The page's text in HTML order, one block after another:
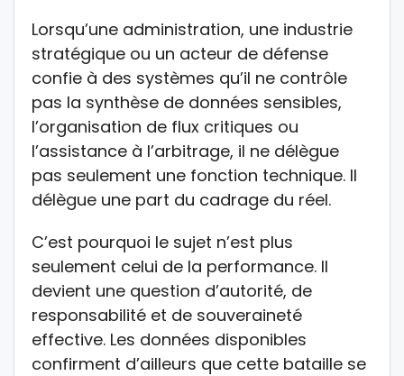
Lorsqu’une administration, une industrie
stratégique ou un acteur de défense
confie à des systèmes qu’il ne contrôle
pas la synthèse de données sensibles,
l’organisation de flux critiques ou
l’assistance à l’arbitrage, il ne délègue
pas seulement une fonction technique. Il
délègue une part du cadrage du réel.
C’est pourquoi le sujet n’est plus
seulement celui de la performance. Il
devient une question d’autorité, de
responsabilité et de souveraineté
effective. Les données disponibles
confirment d’ailleurs que cette bataille se